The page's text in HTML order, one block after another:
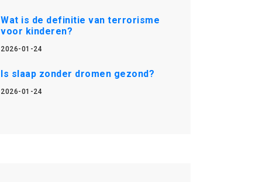
Wat is de definitie van terrorisme
voor kinderen?
2026-01-24
Is slaap zonder dromen gezond?
2026-01-24